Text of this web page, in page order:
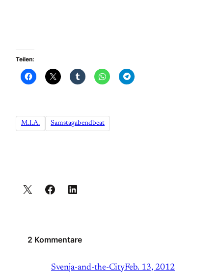
Teilen:
M.I.A. Samstagabendbeat
2 Kommentare
Svenja-and-the-CityFeb. 13, 2012